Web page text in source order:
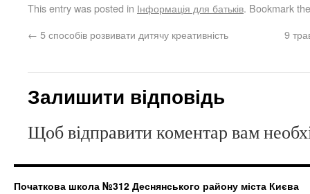
This entry was posted in Інформація для батьків. Bookmark
← 5 способів розвивати дитячу креативність 9
Залишити відповідь
Щоб відправити коментар вам
Початкова школа №312 Деснянського району міста Києва